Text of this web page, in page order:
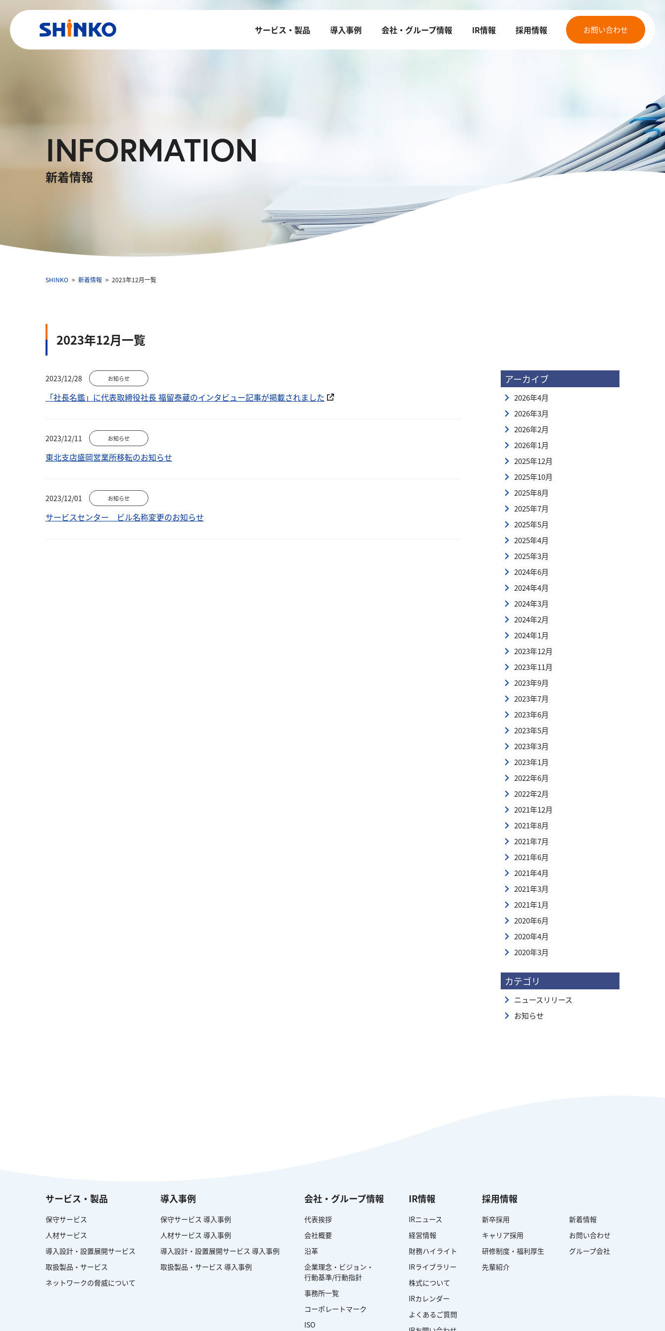
サービス・製品 導入事例 会社・グループ情報 IR情報 採用情報 お問い合わせ
INFORMATION
新着情報
SHINKO 新着情報 2023年12月一覧
2023年12月一覧
2023/12/28 お知らせ
「社長名鑑」に代表取締役社長 福留泰蔵のインタビュー記事が掲載されました
2023/12/11 お知らせ
東北支店盛岡営業所移転のお知らせ
2023/12/01 お知らせ
サービスセンター ビル名称変更のお知らせ
アーカイブ
2026年4月
2026年3月
2026年2月
2026年1月
2025年12月
2025年10月
2025年8月
2025年7月
2025年5月
2025年4月
2025年3月
2024年6月
2024年4月
2024年3月
2024年2月
2024年1月
2023年12月
2023年11月
2023年9月
2023年7月
2023年6月
2023年5月
2023年3月
2023年1月
2022年6月
2022年2月
2021年12月
2021年8月
2021年7月
2021年6月
2021年4月
2021年3月
2021年1月
2020年6月
2020年4月
2020年3月
カテゴリ
ニュースリリース
お知らせ
サービス・製品
保守サービス
人材サービス
導入設計・設置展開サービス
取扱製品・サービス
ネットワークの脅威について
導入事例
保守サービス 導入事例
人材サービス 導入事例
導入設計・設置展開サービス 導入事例
取扱製品・サービス 導入事例
会社・グループ情報
代表挨拶
会社概要
沿革
企業理念・ビジョン・
行動基準/行動指針
事務所一覧
コーポレートマーク
ISO
IR情報
IRニュース
経営情報
財務ハイライト
IRライブラリー
株式について
IRカレンダー
よくあるご質問
採用情報
新卒採用
キャリア採用
研修制度・福利厚生
先輩紹介
新着情報
お問い合わせ
グループ会社